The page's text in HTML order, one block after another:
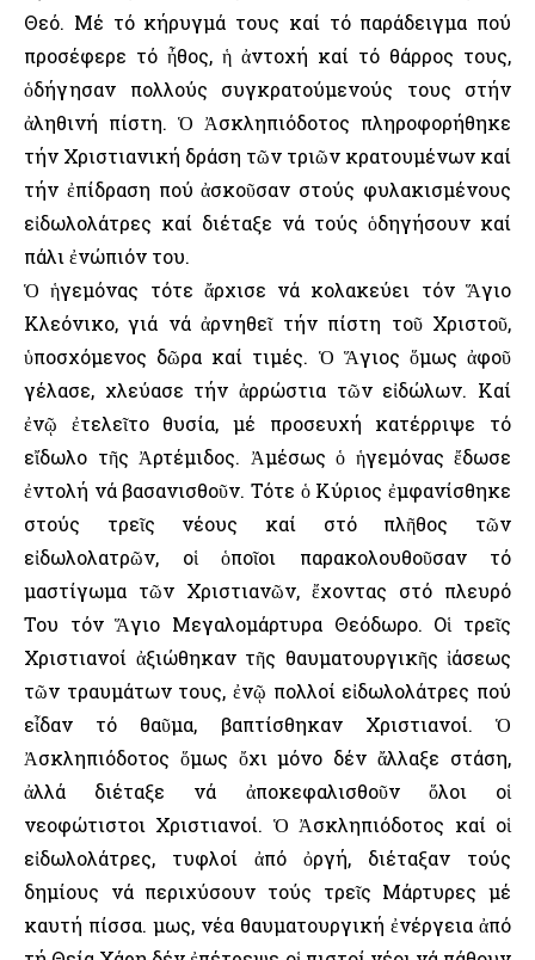
Θεό. Μέ τό κήρυγμά τους καί τό παράδειγμα πού
προσέφερε τό ἦθος, ἡ ἀντοχή καί τό θάρρος τους,
ὁδήγησαν πολλούς συγκρατούμενούς τους στήν
ἀληθινή πίστη. Ὁ Ἀσκληπιόδοτος πληροφορήθηκε
τήν Χριστιανική δράση τῶν τριῶν κρατουμένων καί
τήν ἐπίδραση πού ἀσκοῦσαν στούς φυλακισμένους
εἰδωλολάτρες καί διέταξε νά τούς ὁδηγήσουν καί
πάλι ἐνώπιόν του.
Ὁ ἡγεμόνας τότε ἄρχισε νά κολακεύει τόν Ἅγιο
Κλεόνικο, γιά νά ἀρνηθεῖ τήν πίστη τοῦ Χριστοῦ,
ὑποσχόμενος δῶρα καί τιμές. Ὁ Ἅγιος ὅμως ἀφοῦ
γέλασε, χλεύασε τήν ἀρρώστια τῶν εἰδώλων. Καί
ἐνῷ ἐτελεῖτο θυσία, μέ προσευχή κατέρριψε τό
εἴδωλο τῆς Ἀρτέμιδος. Ἀμέσως ὁ ἡγεμόνας ἔδωσε
ἐντολή νά βασανισθοῦν. Τότε ὁ Κύριος ἐμφανίσθηκε
στούς τρεῖς νέους καί στό πλῆθος τῶν
εἰδωλολατρῶν, οἱ ὁποῖοι παρακολουθοῦσαν τό
μαστίγωμα τῶν Χριστιανῶν, ἔχοντας στό πλευρό
Του τόν Ἅγιο Μεγαλομάρτυρα Θεόδωρο. Οἱ τρεῖς
Χριστιανοί ἀξιώθηκαν τῆς θαυματουργικῆς ἰάσεως
τῶν τραυμάτων τους, ἐνῷ πολλοί εἰδωλολάτρες πού
εἶδαν τό θαῦμα, βαπτίσθηκαν Χριστιανοί. Ὁ
Ἀσκληπιόδοτος ὅμως ὄχι μόνο δέν ἄλλαξε στάση,
ἀλλά διέταξε νά ἀποκεφαλισθοῦν ὅλοι οἱ
νεοφώτιστοι Χριστιανοί. Ὁ Ἀσκληπιόδοτος καί οἱ
εἰδωλολάτρες, τυφλοί ἀπό ὀργή, διέταξαν τούς
δημίους νά περιχύσουν τούς τρεῖς Μάρτυρες μέ
καυτή πίσσα. Ὅμως, νέα θαυματουργική ἐνέργεια ἀπό